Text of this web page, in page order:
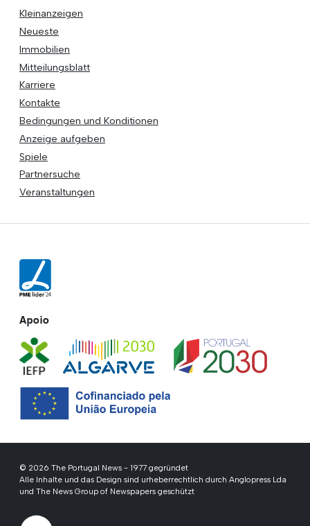
Kleinanzeigen
Neueste
Immobilien
Mitteilungsblatt
Karriere
Kontakte
Bedingungen und Konditionen
Anzeige aufgeben
Spiele
Partnersuche
Veranstaltungen
Apoio
© 2026 The Portugal News - 1977 gegründet
Alle Inhalte und das Design sind urheberrechtlich durch Anglopress Lda
und The News Group of Newspapers geschützt